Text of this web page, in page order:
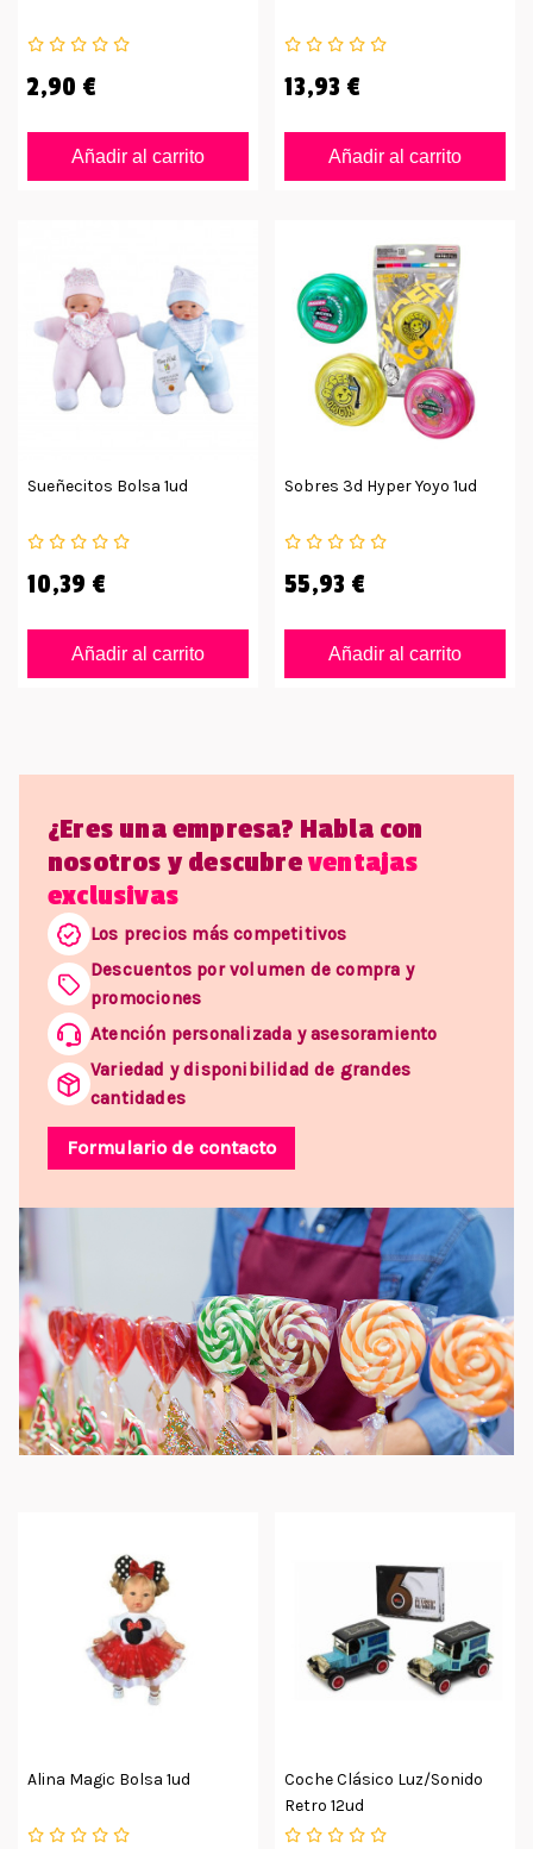
2,90 €
Añadir al carrito
13,93 €
Añadir al carrito
Sueñecitos Bolsa 1ud
10,39 €
Añadir al carrito
Sobres 3d Hyper Yoyo 1ud
55,93 €
Añadir al carrito
¿Eres una empresa? Habla con
nosotros y descubreventajas
exclusivas
Los precios más competitivos
Descuentos por volumen de compra y
promociones
Atención personalizada y asesoramiento
Variedad y disponibilidad de grandes
cantidades
Formulario de contacto
Alina Magic Bolsa 1ud
Coche Clásico Luz/sonido
Retro 12ud